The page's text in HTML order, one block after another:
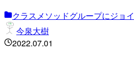
クラスメソッドグループにジョ
今泉大樹
2022.07.01